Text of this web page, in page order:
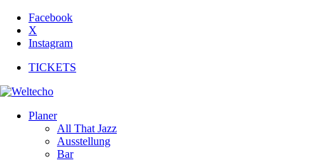
Facebook
X
Instagram
TICKETS
Planer
All That Jazz
Ausstellung
Bar